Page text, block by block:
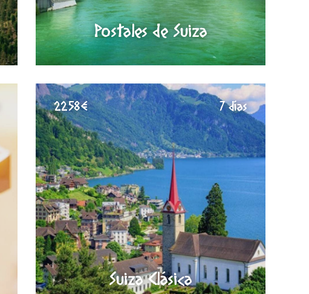
Postales de Suiza
Suiza Clásica
2258€ 7 días